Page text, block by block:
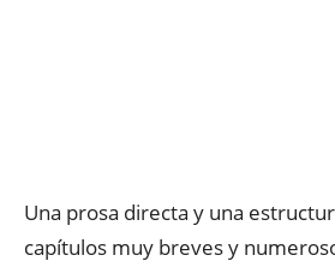
Una prosa directa y una
capítulos muy breves y